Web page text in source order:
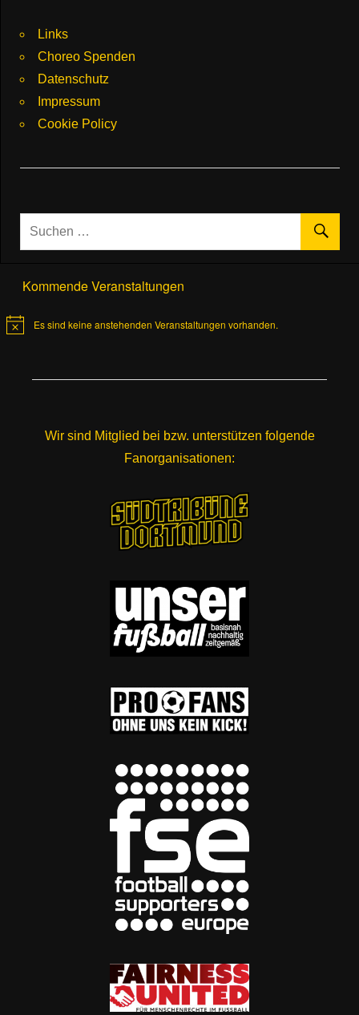
Links
Choreo Spenden
Datenschutz
Impressum
Cookie Policy
Kommende Veranstaltungen
HinweisEs sind keine anstehenden Veranstaltungen vorhanden.
Wir sind Mitglied bei bzw. unterstützen folgende
Fanorganisationen: